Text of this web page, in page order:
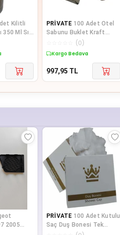
Kilitli
350 Ml Sıvı
Has
PRİVATE 100 Adet Otel
Sabunu Buklet Kraft
Kutulu 15 Gr Beyaz
Yuvarlak
(0)
Kargo Bedava
997,95 TL
2005
Kapağı
PRİVATE 100 Adet Kutulu
Saç Duş Bonesi Tek
Kullanımlık Plastik Naylon